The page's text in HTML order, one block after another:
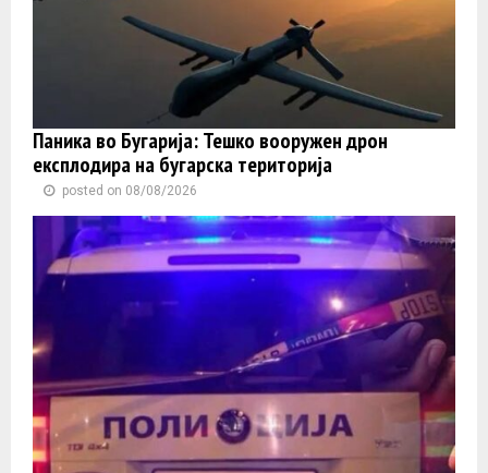
Паника во Бугарија: Тешко вооружен дрон
експлодира на бугарска територија
posted on 08/08/2026